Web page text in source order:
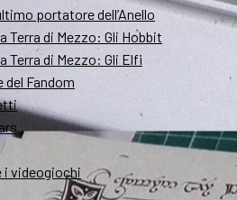
portatore dell’Anello
Terra di Mezzo: Gli Hobbit
Terra di Mezzo: Gli Elfi
del Fandom
i videogiochi